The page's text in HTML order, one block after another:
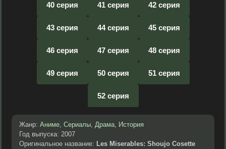
40 серия 41 серия 42 серия
43 серия 44 серия 45 серия
46 серия 47 серия 48 серия
49 серия 50 серия 51 серия
52 серия
Жанр: Аниме, Сериалы, Драма, История
Год выпуска: 2007
Оригинальное название: Les Miserables: Shoujo Cosette